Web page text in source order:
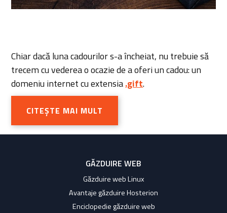
Chiar dacă luna cadourilor s-a încheiat, nu trebuie să
trecem cu vederea o ocazie de a oferi un cadou: un
domeniu internet cu extensia.gift.
CITEȘTE MAI MULT
GĂZDUIRE WEB
Găzduire web Linux
Avantaje găzduire Hosterion
Enciclopedie găzduire web